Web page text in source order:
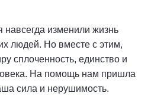
изменили жизнь
людей. Но вместе с этим,
сплоченность, единство и
На помощь нам пришла
сила и нерушимость.